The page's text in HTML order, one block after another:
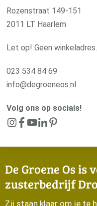
Rozenstraat 149-151
2011 LT Haarlem
Let op! Geen winkeladres.
023 534 84 69
info@degroeneos.nl
Volg ons op socials!
De Groene Os is
zusterbedrijf
Zij staan klaar om je te